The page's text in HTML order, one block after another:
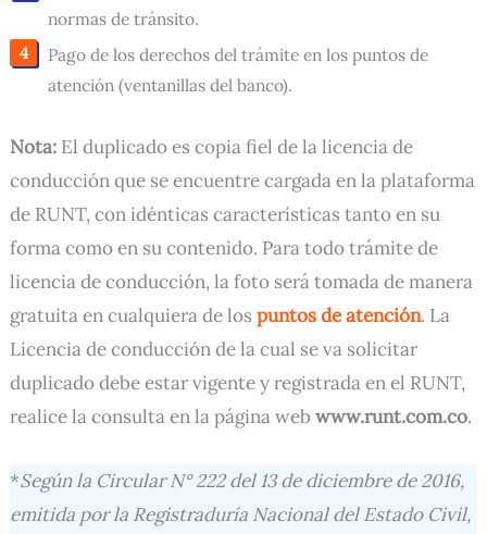
normas de tránsito.
Pago de los derechos del trámite en los puntos de
atención (ventanillas del banco).
Nota: El duplicado es copia fiel de la licencia de
conducción que se encuentre cargada en la plataforma
de RUNT, con idénticas características tanto en su
forma como en su contenido. Para todo trámite de
licencia de conducción, la foto será tomada de manera
gratuita en cualquiera de los puntos de atención. La
Licencia de conducción de la cual se va solicitar
duplicado debe estar vigente y registrada en el RUNT,
realice la consulta en la página webwww.runt.com.co.
*Según la Circular N° 222 del 13 de diciembre de 2016,
emitida por la Registraduría Nacional del Estado Civil,